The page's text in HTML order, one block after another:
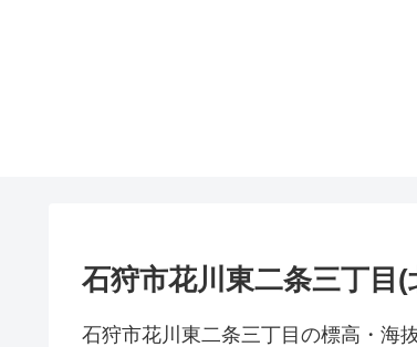
石狩市花川東二条三丁目
石狩市花川東二条三丁目の標高・海